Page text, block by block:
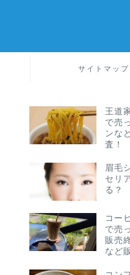
サイトマップ
王道
で売
ンな
査！
眉毛
セリ
る？
コー
で売
販売
など